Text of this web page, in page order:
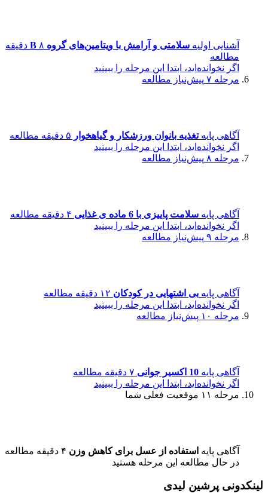
آشنایی اولیه سلامتی و آرامش با ویتامین‌های گروه B
۸ دقیقه
مطالعه
اگر نخوانده‌اید، ابتدا این مرحله را ببینید
مرحله ۷
پیش‌نیاز مطالعه
آگاهی پایهتغذیه بانوان ورزشکار و گیاهخوار ۵ دقیقه مطالعه
اگر نخوانده‌اید، ابتدا این مرحله را ببینید
مرحله ۸
پیش‌نیاز مطالعه
آگاهی پایه سلامت پاییزی با 6 ماده ی غذایی
۴ دقیقه مطالعه
اگر نخوانده‌اید، ابتدا این مرحله را ببینید
مرحله ۹
پیش‌نیاز مطالعه
آگاهی پایه بی اشتهایی در کودکان ۱۲ دقیقه مطالعه
اگر نخوانده‌اید، ابتدا این مرحله را ببینید
مرحله ۱۰
پیش‌نیاز مطالعه
آگاهی پایه 10 اکسیر جوانی
۷ دقیقه مطالعه
اگر نخوانده‌اید، ابتدا این مرحله را ببینید
مرحله ۱۱
موقعیت فعلی شما
آگاهی پایه استفاده از عسل برای کاهش وزن ۴ دقیقه مطالعه
در حال مطالعه این مرحله هستید
لینکدونی پرشین لیدی